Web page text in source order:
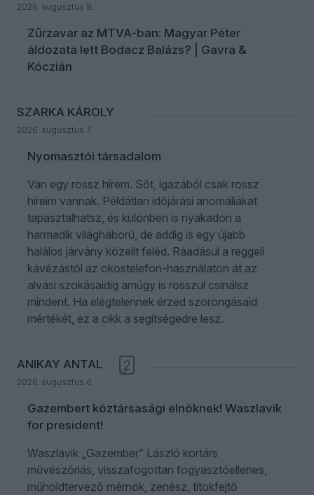
2026. augusztus 8.
Zűrzavar az MTVA-ban: Magyar Péter
áldozata lett Bodacz Balázs? | Gavra &
Kóczián
SZARKA KÁROLY
2026. augusztus 7.
Nyomasztói társadalom
Van egy rossz hírem. Sőt, igazából csak rossz
híreim vannak. Példátlan időjárási anomáliákat
tapasztalhatsz, és különben is nyakadon a
harmadik világháború, de addig is egy újabb
halálos járvány közelít feléd. Ráadásul a reggeli
kávézástól az okostelefon-használaton át az
alvási szokásaidig amúgy is rosszul csinálsz
mindent. Ha elégtelennek érzed szorongásaid
mértékét, ez a cikk a segítségedre lesz.
ANIKAY ANTAL
2026. augusztus 6.
2
Gazembert köztársasági elnöknek! Waszlavik
for president!
Waszlavik „Gazember” László kortárs
művészóriás, visszafogottan fogyasztóellenes,
műholdtervező mérnök, zenész, titokfejtő